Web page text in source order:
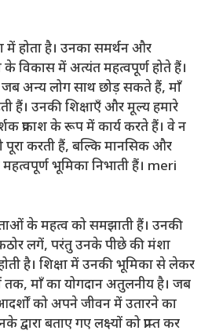
में होता है। उनका समर्थन और
विकास में अत्यंत महत्वपूर्ण होते हैं।
अन्य लोग साथ छोड़ सकते हैं, माँ
हैं। उनकी शिक्षाएँ और मूल्य हमारे
प्रकाश के रूप में कार्य करते हैं। वे न
करती हैं, बल्कि मानसिक और
भूमिका निभाती हैं। meri
के महत्व को समझाती हैं। उनकी
लगें, परंतु उनके पीछे की मंशा
है। शिक्षा में उनकी भूमिका से लेकर
तक, माँ का योगदान अतुलनीय है। जब
को अपने जीवन में उतारने का
द्वारा बताए गए लक्ष्यों को प्राप्त कर